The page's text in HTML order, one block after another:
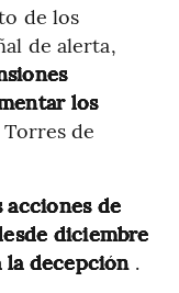
de los
de alerta,
los
Torres de
acciones de
diciembre
la decepción.